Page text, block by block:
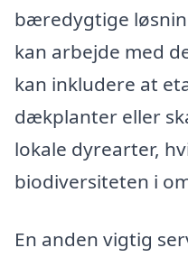
bæredygtige
kan arbejde med
kan inkludere at
dækplanter eller
lokale dyrearter,
biodiversiteten i
En anden vigtig